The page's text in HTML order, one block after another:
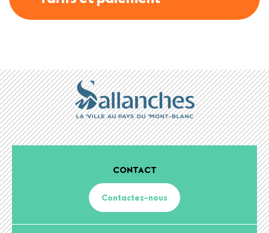
CONTACT
Contactez-nous